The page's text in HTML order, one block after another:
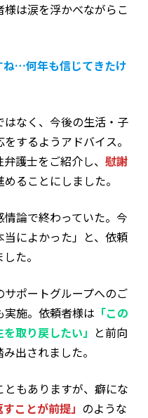
は涙を浮かべながらこ
ね…何年も信じてきたけ
なく、今後の生活・子
するようアドバイス。
護士をご紹介し、 慰謝
めることにしました。
情論で終わっていた。今
によかった」と、依頼
た。
ポートグループへのご
施。依頼者様は 「この
取り戻したい」 と前向
出されました。
もありますが、癖にな
すことが前提」 のような